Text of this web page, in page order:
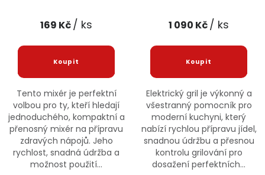
169 Kč/ ks
Tento mixér je perfektní
volbou pro ty, kteří hledají
jednoduchého, kompaktní a
přenosný mixér na přípravu
zdravých nápojů. Jeho
rychlost, snadná údržba a
možnost použití...
1 090 Kč/ ks
Elektrický gril je výkonný a
všestranný pomocník pro
moderní kuchyni, který
nabízí rychlou přípravu jídel,
snadnou údržbu a přesnou
kontrolu grilování pro
dosažení perfektních...